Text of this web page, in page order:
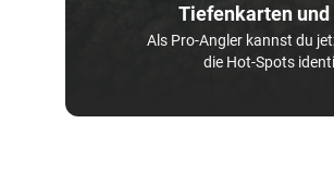
Tiefenkarten und
Als Pro-Angler kannst du
die Hot-Spots